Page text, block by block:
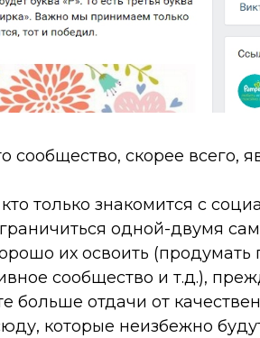
сообщество, скорее всего,
только знакомится с
одной-двумя
их освоить (продумать
сообщество и т.д.),
больше отдачи от
которые неизбежно